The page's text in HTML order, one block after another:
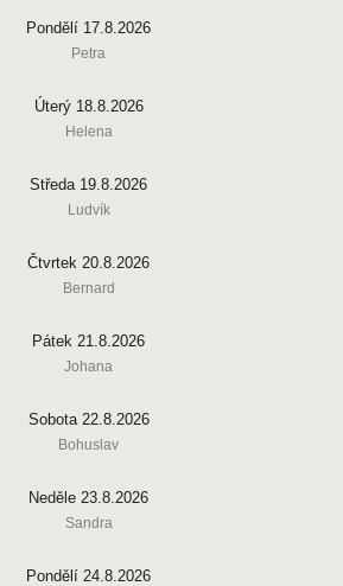
Pondělí 17.8.2026
Petra
Úterý 18.8.2026
Helena
Středa 19.8.2026
Ludvík
Čtvrtek 20.8.2026
Bernard
Pátek 21.8.2026
Johana
Sobota 22.8.2026
Bohuslav
Neděle 23.8.2026
Sandra
Pondělí 24.8.2026